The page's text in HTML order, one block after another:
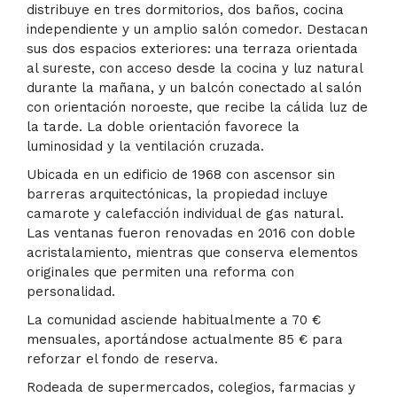
distribuye en tres dormitorios, dos baños, cocina
independiente y un amplio salón comedor. Destacan
sus dos espacios exteriores: una terraza orientada
al sureste, con acceso desde la cocina y luz natural
durante la mañana, y un balcón conectado al salón
con orientación noroeste, que recibe la cálida luz de
la tarde. La doble orientación favorece la
luminosidad y la ventilación cruzada.
Ubicada en un edificio de 1968 con ascensor sin
barreras arquitectónicas, la propiedad incluye
camarote y calefacción individual de gas natural.
Las ventanas fueron renovadas en 2016 con doble
acristalamiento, mientras que conserva elementos
originales que permiten una reforma con
personalidad.
La comunidad asciende habitualmente a 70 €
mensuales, aportándose actualmente 85 € para
reforzar el fondo de reserva.
Rodeada de supermercados, colegios, farmacias y